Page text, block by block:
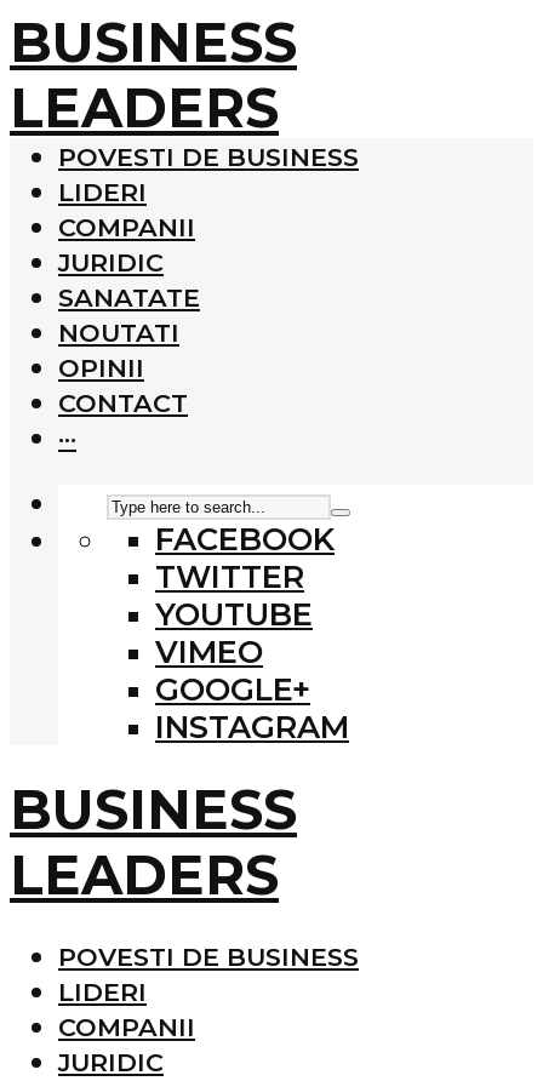
BUSINESS
LEADERS
POVESTI DE BUSINESS
LIDERI
COMPANII
JURIDIC
SANATATE
NOUTATI
OPINII
CONTACT
···
FACEBOOK
TWITTER
YOUTUBE
VIMEO
GOOGLE+
INSTAGRAM
BUSINESS
LEADERS
POVESTI DE BUSINESS
LIDERI
COMPANII
JURIDIC